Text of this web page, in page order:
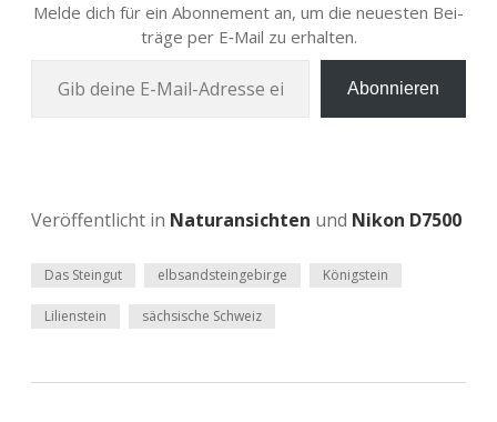
Melde dich für ein Abon­ne­ment an, um die neu­es­ten Bei­
trä­ge per E‑Mail zu erhalten.
Abonnieren
Veröffentlicht in Naturansichten und Nikon D7500
Das Steingut elbsandsteingebirge Königstein
Lilienstein sächsische Schweiz